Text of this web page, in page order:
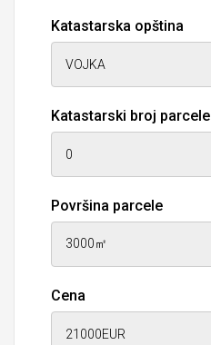
Katastarska opština
Katastarski broj parcele
Površina parcele
Cena